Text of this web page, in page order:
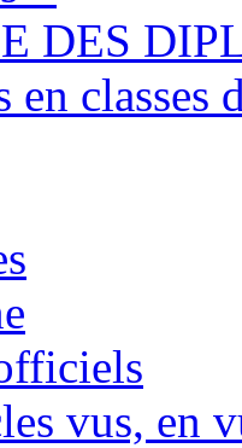
DES
en classes
vus, en